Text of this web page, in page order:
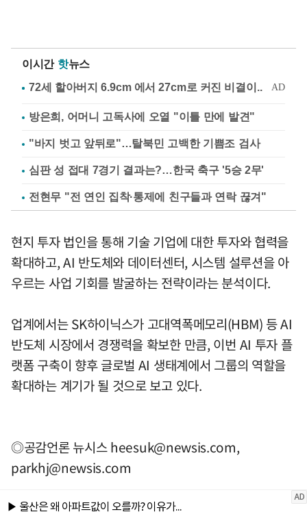
이시간 핫뉴스
방은희, 어머니 고독사에 오열 "이틀 만에 발견"
"바지 벗고 앞뒤로"…탈북민 고백한 기쁨조 검사
심판 성 접대 7경기 결과는?…한국 축구 '5승 2무'
전현무 "전 연인 집착·통제에 친구들과 연락 끊겨"
현지 투자 법인을 통해 기술 기업에 대한 투자와 협력을
확대하고, AI 반도체와 데이터센터, 시스템 설루션을 아
우르는 사업 기회를 발굴하는 전략이라는 분석이다.
업계에서는 SK하이닉스가 고대역폭메모리(HBM) 등 AI
반도체 시장에서 경쟁력을 확보한 만큼, 이번 AI 투자 플
랫폼 구축이 향후 글로벌 AI 생태계에서 그룹의 역할을
확대하는 계기가 될 것으로 보고 있다.
◎공감언론 뉴시스heesuk@newsis.com,
parkhj@newsis.com